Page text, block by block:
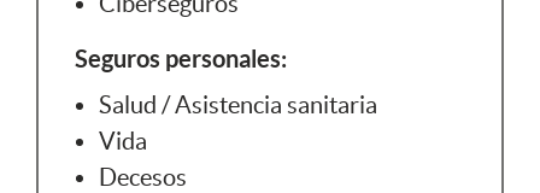
Seguros personales:
Salud / Asistencia sanitaria
Vida
Decesos